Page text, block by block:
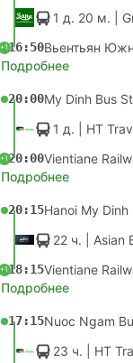
1 д. 20 м. |
+116:50Вьентьян
Подробнее
20:00My Dinh Bus
1 д. | HT
+120:00Vientiane
Подробнее
20:15Hanoi My Dinh
22 ч. | Asian
+118:15Vientiane
Подробнее
17:15Nuoc Ngam
23 ч. | HT